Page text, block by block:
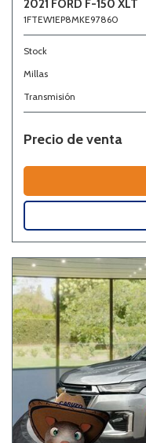
2021 FORD F-150 XLT
1FTEW1EP8MKE97860
Stock
Millas
Transmisión
Precio de venta